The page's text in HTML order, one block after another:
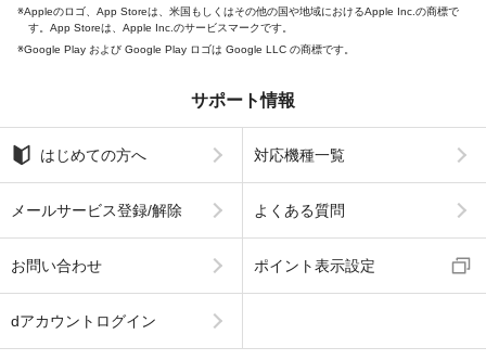
Appleのロゴ、App Storeは、米国もしくはその他の国や地域におけるApple Inc.の商標で
す。App Storeは、Apple Inc.のサービスマークです。
Google Play および Google Play ロゴは Google LLC の商標です。
サポート情報
はじめての方へ 対応機種一覧
メールサービス登録/解除 よくある質問
お問い合わせ ポイント表示設定
dアカウントログイン